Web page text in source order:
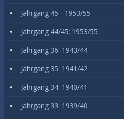
Jahrgang 45 - 1953/55
Jahrgang 44/45: 1953/55
Jahrgang 36: 1943/44
Jahrgang 35: 1941/42
Jahrgang 34: 1940/41
Jahrgang 33: 1939/40